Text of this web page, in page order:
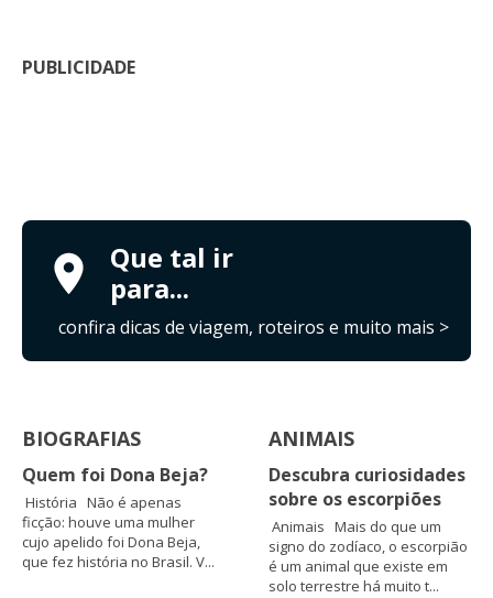
PUBLICIDADE
Que tal ir
para...
confira dicas de viagem, roteiros e muito mais >
BIOGRAFIAS
Quem foi Dona Beja?
História Não é apenas
ficção: houve uma mulher
cujo apelido foi Dona Beja,
que fez história no Brasil. V...
ANIMAIS
Descubra curiosidades
sobre os escorpiões
Animais Mais do que um
signo do zodíaco, o escorpião
é um animal que existe em
solo terrestre há muito t...